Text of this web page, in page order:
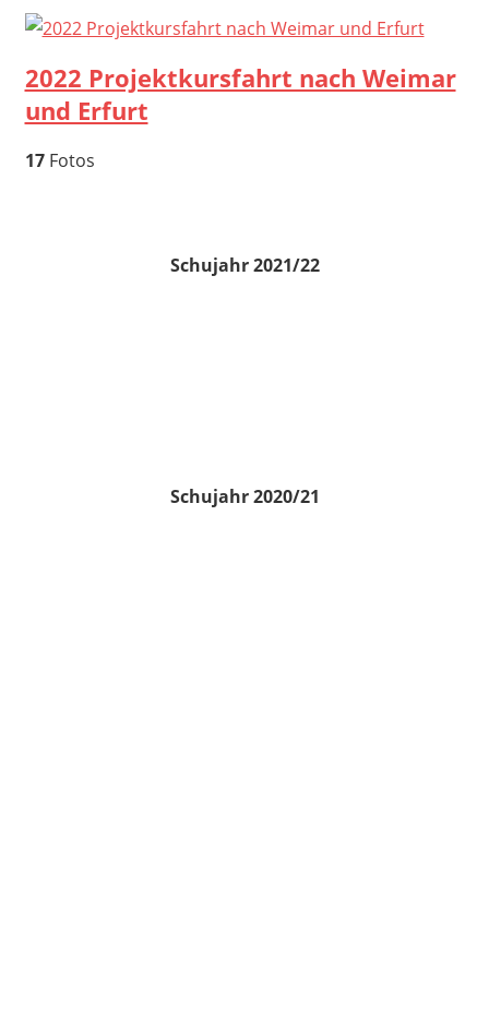
2022 Projektkursfahrt nach Weimar
und Erfurt
17Fotos
Schujahr 2021/22
Schujahr 2020/21